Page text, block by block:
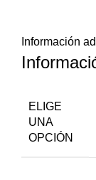
Información
ELIGE
UNA
OPCIÓN